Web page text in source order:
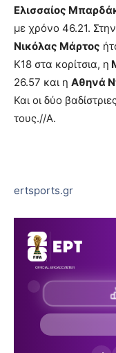
Ελισσαίος
με χρόνο 46.21.
Νικόλας Μάρτος
Κ18 στα κορίτσια, η
26.57 και η Αθηνά
Και οι δύο
τους.//Α.
ertsports.gr